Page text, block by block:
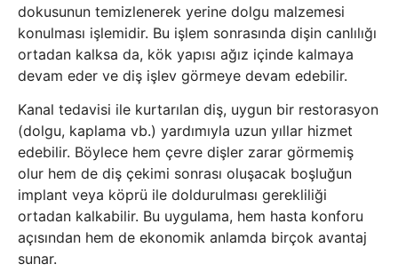
dokusunun temizlenerek yerine dolgu malzemesi
konulması işlemidir. Bu işlem sonrasında dişin canlılığı
ortadan kalksa da, kök yapısı ağız içinde kalmaya
devam eder ve diş işlev görmeye devam edebilir.
Kanal tedavisi ile kurtarılan diş, uygun bir restorasyon
(dolgu, kaplama vb.) yardımıyla uzun yıllar hizmet
edebilir. Böylece hem çevre dişler zarar görmemiş
olur hem de diş çekimi sonrası oluşacak boşluğun
implant veya köprü ile doldurulması gerekliliği
ortadan kalkabilir. Bu uygulama, hem hasta konforu
açısından hem de ekonomik anlamda birçok avantaj
sunar.